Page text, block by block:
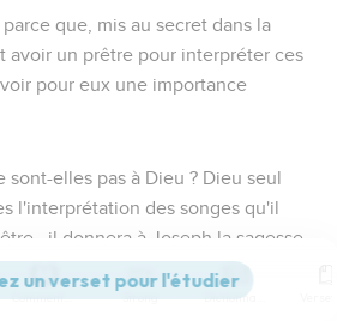
parce que, mis au secret dans la
avoir un prêtre pour interpréter ces
pour eux une importance
sont-elles pas à Dieu ? Dieu seul
l'interprétation des songes qu'il
il donnera à Joseph la sagesse
lieu.
Commentaires Strong